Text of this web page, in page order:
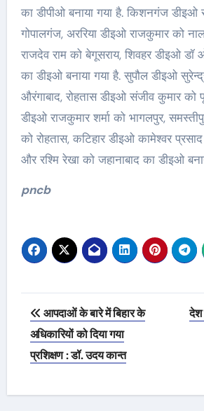
का डीपीओ बनाया गया है. किशनगंज डीइओ
गोपालगंज, अररिया डीइओ राजकुमार को
राजदेव राम को बेगूसराय, शिवहर डीइओ
का डीइओ बनाया गया है. सुपौल डीइओ
औरंगाबाद, रोहतास डीइओ संजीव कुमार को
डीइओ राजकुमार शर्मा को भागलपुर,
को रोहतास, कटिहार डीइओ कामेश्वर
और रश्मि रेखा को जहानाबाद का डीइओ
pncb
Post
navigation
आपदाओं के बारे में बिहार के
अधिकारियों को दिया गया
प्रशिक्षण : डॉ. उदय कान्त
देश